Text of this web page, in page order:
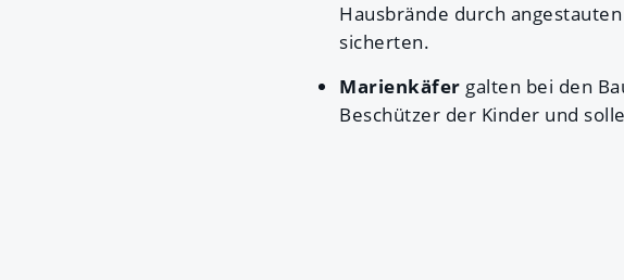
Hausbrände durch
sicherten.
Marienkäfer galten bei den
Beschützer der Kinder und